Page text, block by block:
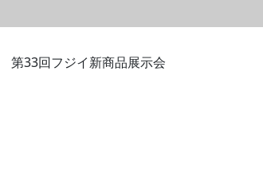
33回フジイ新商品展示会